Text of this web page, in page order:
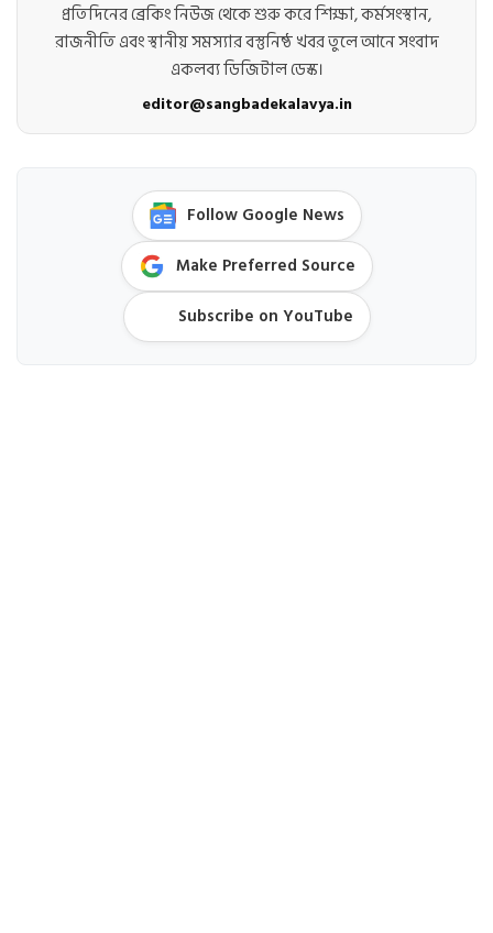
প্রতিদিনের ব্রেকিং নিউজ থেকে শুরু করে শিক্ষা, কর্মসংস্থান,
রাজনীতি এবং স্থানীয় সমস্যার বস্তুনিষ্ঠ খবর তুলে আনে সংবাদ
একলব্য ডিজিটাল ডেস্ক।
editor@sangbadekalavya.in
Follow Google News
Make Preferred Source
Subscribe on YouTube